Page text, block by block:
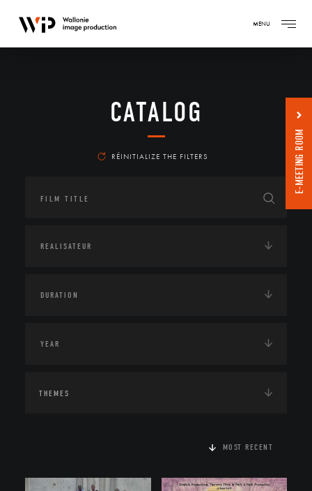
MENU
CATALOG
RÉINITIALIZE THE FILTERS
THEMES
MOST RECENT
E-MEETING ROOM